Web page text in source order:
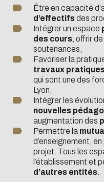
Être en capacité
d’effectifsdes
Intégrer un espace
des cours , offrir
soutenances,
Favoriser la
travaux
qui sont une des
Lyon,
Intégrer les
nouvelles
augmentation des
Permettre la
d’enseignement,
projet. Tous les
l’établissement et
d’autres entités